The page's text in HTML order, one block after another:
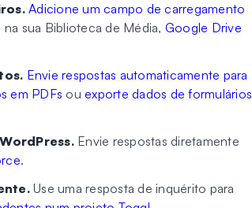
Adicione um campo de carregamento
sua Biblioteca de Média, Google Drive
Envie respostas automaticamente para
em PDFs ou exporte dados de formulários
Envie respostas diretamente
.
Use uma resposta de inquérito para